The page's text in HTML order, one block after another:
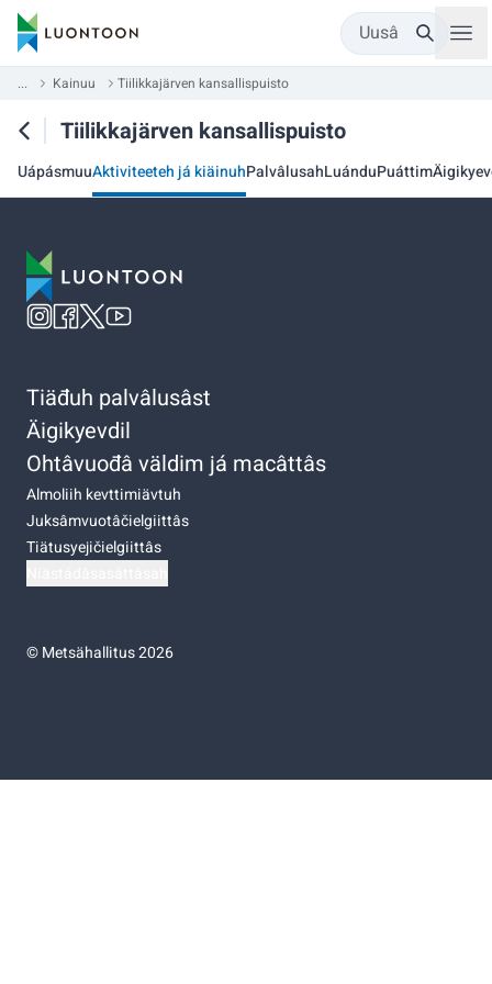
Uusâ
... Kainuu Tiilikkajärven kansallispuisto
Tiilikkajärven kansallispuisto
UápásmuuAktiviteeteh já kiäinuhPalvâlusahLuánduPuáttim
Tiäđuh palvâlusâst
Äigikyevdil
Ohtâvuođâ väldim já macâttâs
Almoliih kevttimiävtuh
Juksâmvuotâčielgiittâs
Tiätusyejičielgiittâs
©Metsähallitus 2026